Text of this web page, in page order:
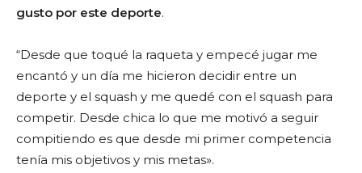
gusto por este deporte.
“Desde que toqué la raqueta y empecé jugar me
encantó y un día me hicieron decidir entre un
deporte y el squash y me quedé con el squash para
competir. Desde chica lo que me motivó a seguir
compitiendo es que desde mi primer competencia
tenía mis objetivos y mis metas».